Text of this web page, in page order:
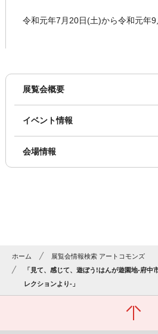
令和元年7月20日(土)から令和元年
展覧会概要
イベント情報
会場情報
ホーム
展覧会情報検索 アートコモンズ
「見て、感じて、遊ぼう!はんが遊園地-府中
レクションより-」